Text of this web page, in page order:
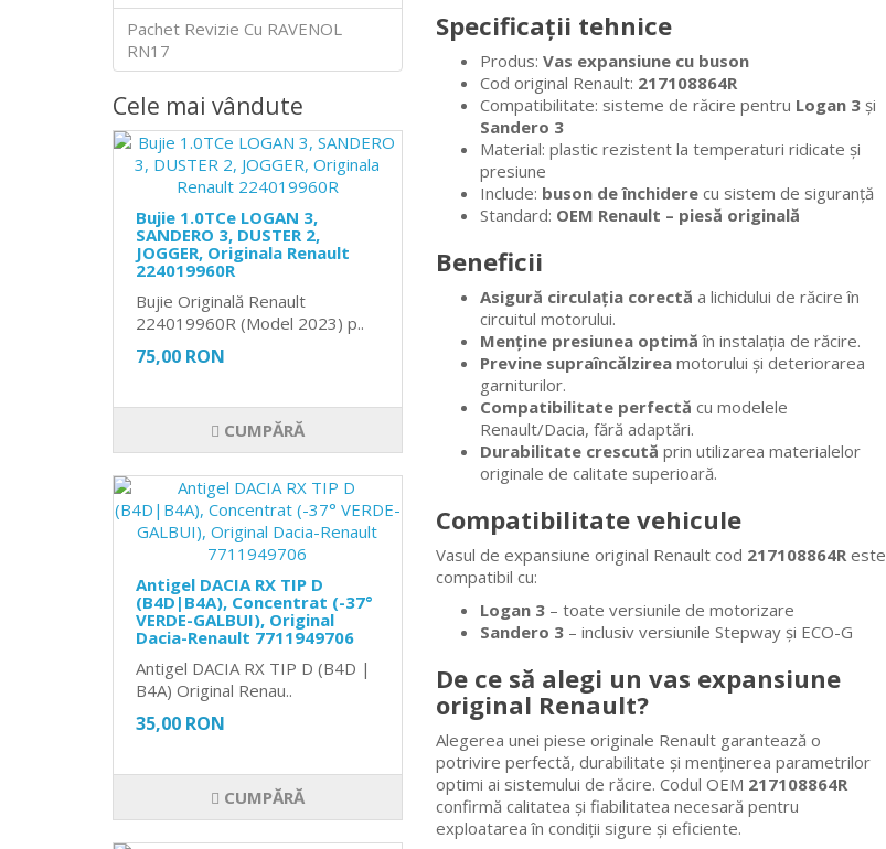
Pachet Revizie Cu RAVENOL
RN17
Cele mai vândute
Bujie 1.0TCe LOGAN 3,
SANDERO 3, DUSTER 2,
JOGGER, Originala Renault
224019960R
Bujie Originală Renault
224019960R (Model 2023) p..
75,00 RON
CUMPĂRĂ
Antigel DACIA RX TIP D
(B4D|B4A), Concentrat (-37°
VERDE-GALBUI), Original
Dacia-Renault 7711949706
Antigel DACIA RX TIP D (B4D |
B4A) Original Renau..
35,00 RON
CUMPĂRĂ
Specificații tehnice
Produs: Vas expansiune cu buson
Cod original Renault: 217108864R
Compatibilitate: sisteme de răcire pentru Logan 3și
Sandero 3
Material: plastic rezistent la temperaturi ridicate și
presiune
Include: buson de închiderecu sistem de siguranță
Standard: OEM Renault – piesă originală
Beneficii
Asigură circulația corectă a lichidului de răcire în
circuitul motorului.
Menține presiunea optimă în instalația de răcire.
Previne supraîncălzireamotorului și deteriorarea
garniturilor.
Compatibilitate perfectă cu modelele
Renault/Dacia, fără adaptări.
Durabilitate crescută prin utilizarea materialelor
originale de calitate superioară.
Compatibilitate vehicule
Vasul de expansiune original Renault cod 217108864Reste
compatibil cu:
Logan 3– toate versiunile de motorizare
Sandero 3– inclusiv versiunile Stepway și ECO-G
De ce să alegi un vas expansiune
original Renault?
Alegerea unei piese originale Renault garantează o
potrivire perfectă, durabilitate și menținerea parametrilor
optimi ai sistemului de răcire. Codul OEM 217108864R
confirmă calitatea și fiabilitatea necesară pentru
exploatarea în condiții sigure și eficiente.